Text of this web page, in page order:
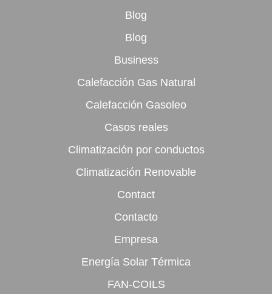
Blog
Blog
Business
Calefacción Gas Natural
Calefacción Gasoleo
Casos reales
Climatización por conductos
Climatización Renovable
Contact
Contacto
Empresa
Energía Solar Térmica
FAN-COILS